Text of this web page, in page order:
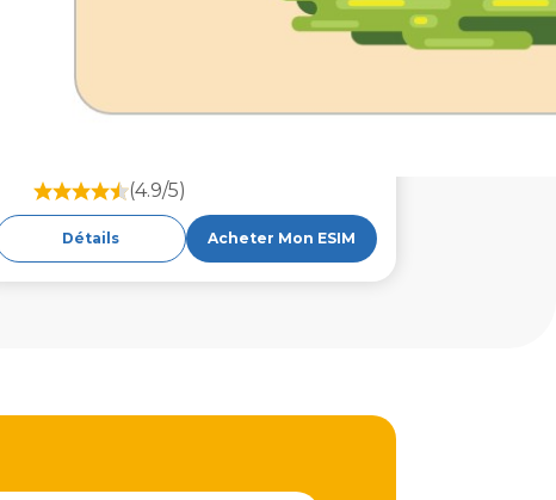
(4.9/5)
Détails Acheter Mon ESIM